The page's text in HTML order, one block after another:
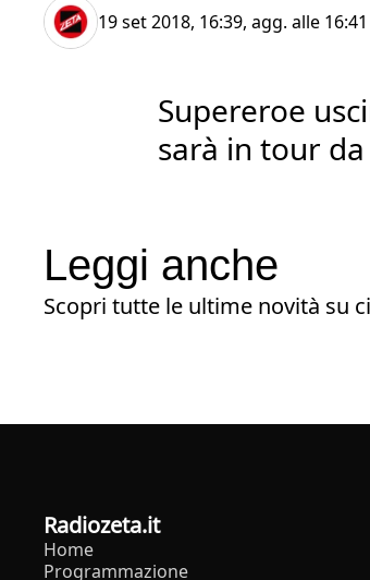
19 set 2018, 16:39, agg. alle 16:41
Supereroe
sarà in tour
Leggi anche
Scopri tutte le ultime novità su
radiozeta.it
Home
Programmazione